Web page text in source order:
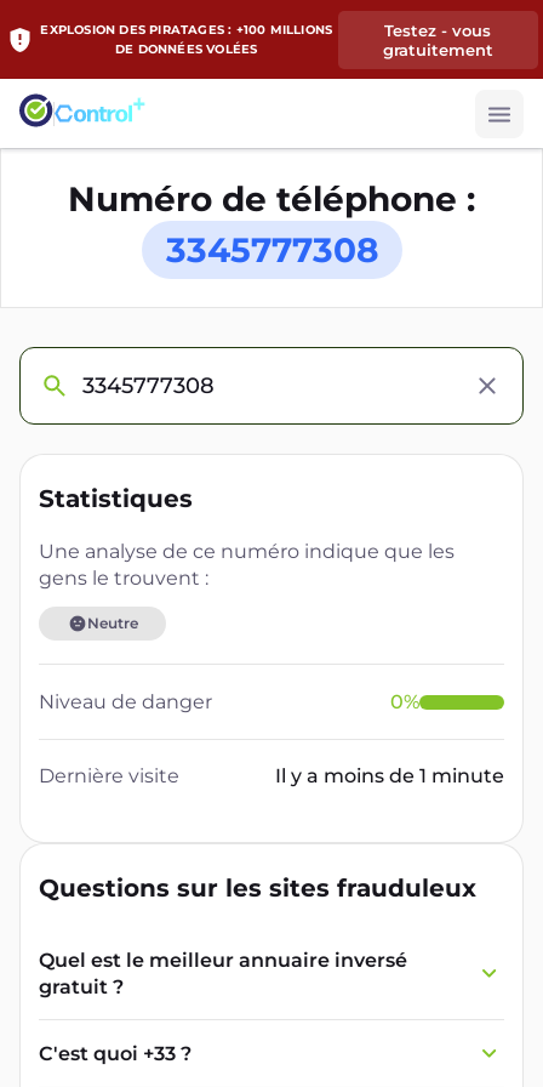
EXPLOSION DES PIRATAGES : +100 MILLIONS
DE DONNÉES VOLÉES
Testez - vous
gratuitement
Numéro de téléphone :
3345777308
Statistiques
Une analyse de ce numéro indique que les
gens le trouvent :
Neutre
Niveau de danger 0%
Dernière visite Il y a moins de 1 minute
Questions sur les sites frauduleux
Quel est le meilleur annuaire inversé
gratuit ?
France Verif inclut une fonctionnalité de
recherche de numéro inversée qui est efficace
et gratuite pour identifier les appelants
C'est quoi +33 ?
L'indicatif +33 est le code téléphonique